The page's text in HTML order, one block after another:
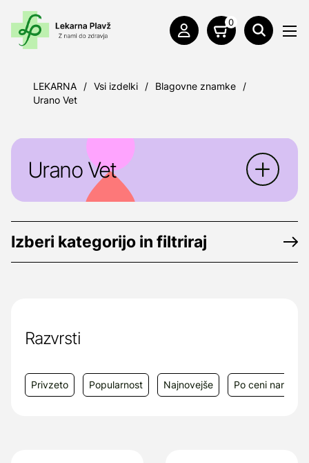
0
LEKARNA / Vsi izdelki / Blagovne znamke
/
Urano Vet
Urano Vet
distribucijo izdelkov za veterinarsko
uporabo.
Barcelona, Španija
Obrtniška ulica 1, 1225 Lukovica, e-mail:
info@melisasi.si
Izberi kategorijo in filtriraj
Razvrsti
Privzeto Popularnost Najnovejše Po ceni